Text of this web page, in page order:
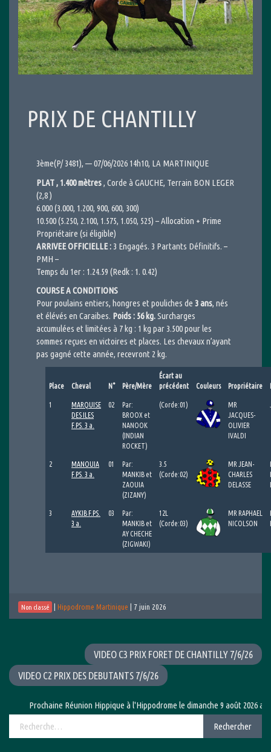
PRIX DE CHANTILLY
3ème(P/ 3481), — 07/06/2026 14h10, LA MARTINIQUE
PLAT , 1.400 mètres, Corde à GAUCHE, Terrain BON LEGER
(2,8 )
6.000 (3.000, 1.200, 900, 600, 300)
10.500 (5.250, 2.100, 1.575, 1.050, 525) – Allocation + Prime
Propriétaire (si éligible)
ARRIVEE OFFICIELLE : 3 Engagés. 3 Partants Définitifs. –
PMH –
Temps du 1er : 1.24.59 (Redk : 1. 0.42)
COURSE A CONDITIONS
Pour poulains entiers, hongres et pouliches de 3 ans, nés
et élévés en Caraibes. Poids : 56 kg.Surcharges
accumulées et limitées à 7 kg : 1 kg par 3.500 pour les
sommes reçues en victoires et places. Les chevaux n’ayant
pas gagné cette année, recevront 2 kg.
Place Cheval N° Père/Mère
Écart au
précédent
Couleurs Propriétaire
1
MARQUISE
DES ILES
F.PS. 3 a.
02
Par:
BROOX et
NANOOK
(INDIAN
ROCKET)
(Corde:01)
MR
JACQUES-
OLIVIER
IVALDI
2
MANOUIA
F.PS. 3 a.
01
Par:
MANKIB et
ZAOUIA
(ZIZANY)
3.5
(Corde:02)
MR JEAN-
CHARLES
DELASSE
3
AYKIB F.PS.
3 a.
03
Par:
MANKIB et
AY CHECHE
(ZIGWAKI)
12L
(Corde:03)
MR RAPHAEL
NICOLSON
Non classé Hippodrome Martinique 7 juin 2026
VIDEO C3 PRIX FORET DE CHANTILLY 7/6/26
VIDEO C2 PRIX DES DEBUTANTS 7/6/26
Prochaine Réunion Hippique à l'Hippodrome le dimanche 9 août 2026 avec
Rechercher